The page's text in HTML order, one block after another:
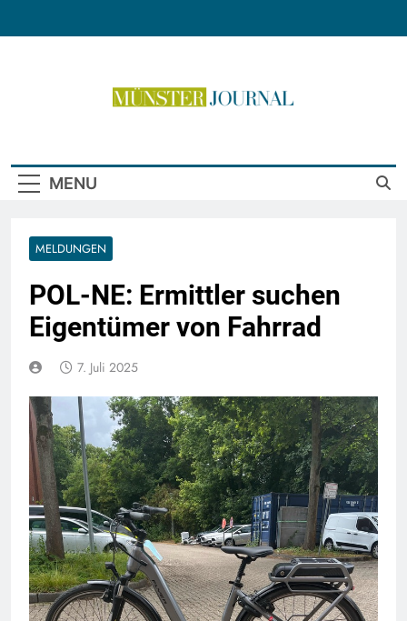
MENU
MELDUNGEN
POL-NE: Ermittler suchen
Eigentümer von Fahrrad
7. Juli 2025